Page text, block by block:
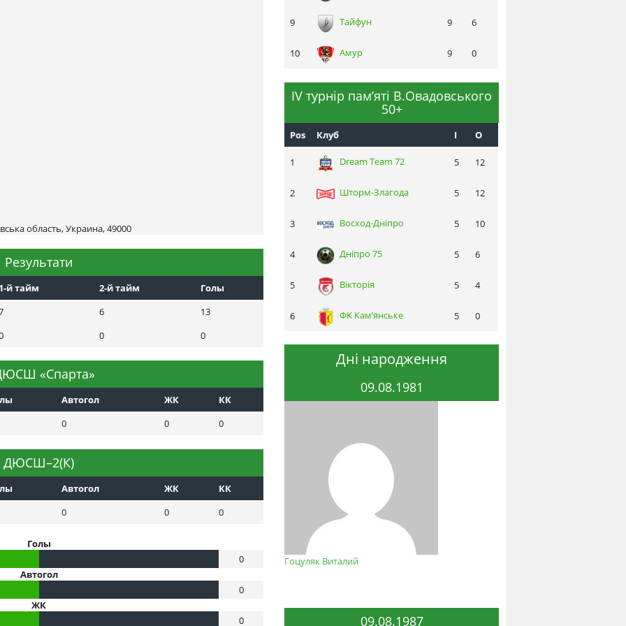
область, Украина, 49000
Результати
1-й тайм 2-й тайм
Голы
6
13
0 0
«Спарта»
Автогол ЖК
КК
0 0 0
ДЮСШ–2(К)
Автогол ЖК
КК
0 0 0
Голы
0
Автогол
0
ЖК
0
9 Тайфун 9 6
10 Амур 9 0
ІV турнір пам’яті В.Овадовського
50+
Pos Клуб I О
1 Dream Team 72 5 12
2 Шторм-Злагода 5 12
3 Восход-Днiпро 5 10
4 Днiпро 75 5 6
5 Вікторія 5 4
6 ФК Кам’янське 5 0
Дні народження
09.08.1981
Гоцуляк Виталий
09.08.1987